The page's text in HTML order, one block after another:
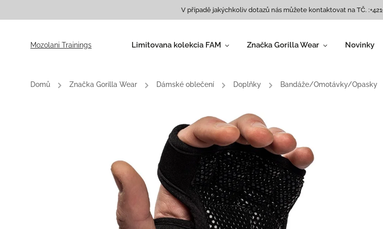
V případě jakýchkoliv dotazů nás můžete kontaktovat na TČ.
Mozolani Trainings Limitovana kolekcia FAM
Mikiny
Značka Gorilla Wear
Bundy/ mikiny
Tepláky
Šortky,
Obuv
Doplňky
Pánske oblečení
Topy,
Pánske Tričká
krátky/dlouhý rukáv
Bundy a mikiny
Novinky
Domů / Značka Gorilla Wear / Dámské oblečení / Doplňky / Bandáže/Omotávky/Opasky